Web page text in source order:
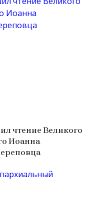
чтение Великого
Иоанна